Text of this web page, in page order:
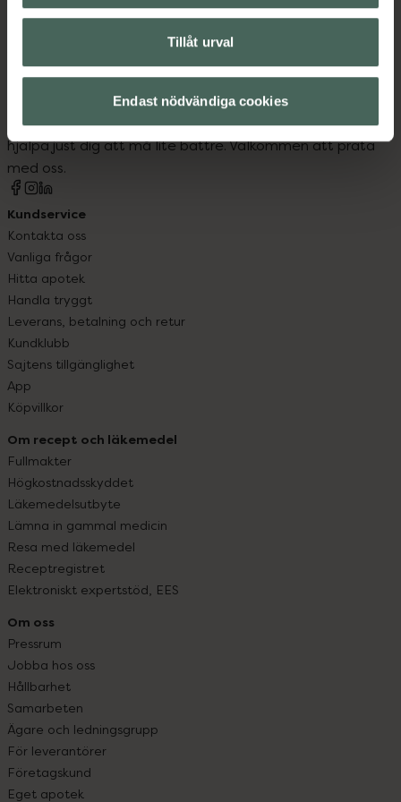
Tillåt urval
Endast nödvändiga cookies
Kronans Apotek finns här för dig. Du hittar oss från Skåne i
syd till Lappland i norr, och online i mobilen och på
datorn. Oavsett vem du är så är det vårt uppdrag att
hjälpa just dig att må lite bättre. Välkommen att prata
med oss.
Kundservice
Kontakta oss
Vanliga frågor
Hitta apotek
Handla tryggt
Leverans, betalning och retur
Kundklubb
Sajtens tillgänglighet
App
Köpvillkor
Om recept och läkemedel
Fullmakter
Högkostnadsskyddet
Läkemedelsutbyte
Lämna in gammal medicin
Resa med läkemedel
Receptregistret
Elektroniskt expertstöd, EES
Om oss
Pressrum
Jobba hos oss
Hållbarhet
Samarbeten
Ägare och ledningsgrupp
För leverantörer
Företagskund
Eget apotek